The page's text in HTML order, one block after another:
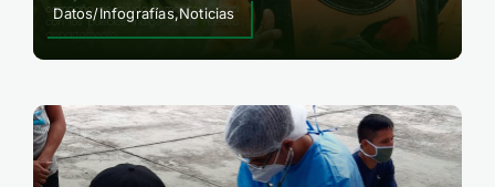
Datos/Infografías,Noticias